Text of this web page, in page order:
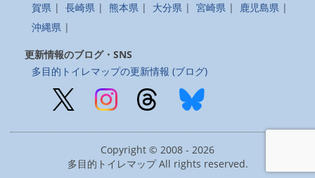
賀県 | 長崎県 | 熊本県 | 大分県 | 宮崎県 | 鹿児島県 |
沖縄県 |
更新情報のブログ・SNS
多目的トイレマップの更新情報 (ブログ)
Copyright © 2008 - 2026
多目的トイレマップ All rights reserved.